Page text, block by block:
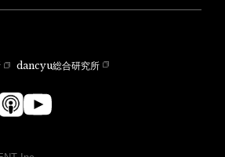
dancyu総合研究所